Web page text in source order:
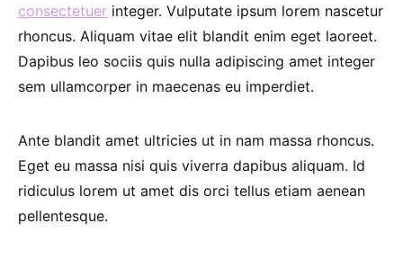
consectetuer integer. Vulputate ipsum lorem nascetur
rhoncus. Aliquam vitae elit blandit enim eget laoreet.
Dapibus leo sociis quis nulla adipiscing amet integer
sem ullamcorper in maecenas eu imperdiet.
Ante blandit amet ultricies ut in nam massa rhoncus.
Eget eu massa nisi quis viverra dapibus aliquam. Id
ridiculus lorem ut amet dis orci tellus etiam aenean
pellentesque.